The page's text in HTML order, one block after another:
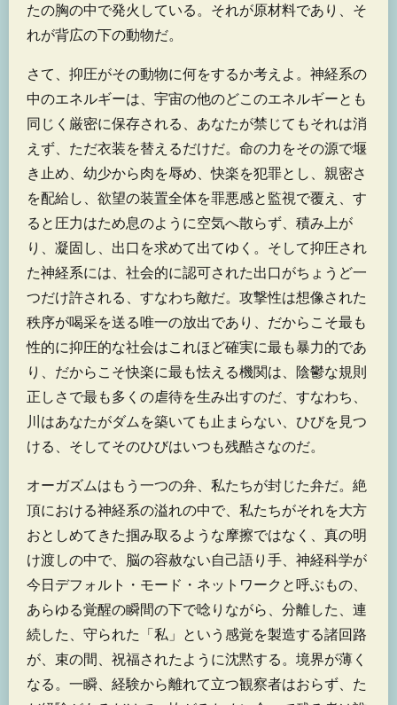
たの胸の中で発火している。それが原材料であり、そ
れが背広の下の動物だ。
さて、抑圧がその動物に何をするか考えよ。神経系の
中のエネルギーは、宇宙の他のどこのエネルギーとも
同じく厳密に保存される、あなたが禁じてもそれは消
えず、ただ衣装を替えるだけだ。命の力をその源で堰
き止め、幼少から肉を辱め、快楽を犯罪とし、親密さ
を配給し、欲望の装置全体を罪悪感と監視で覆え、す
ると圧力はため息のように空気へ散らず、積み上が
り、凝固し、出口を求めて出てゆく。そして抑圧され
た神経系には、社会的に認可された出口がちょうど一
つだけ許される、すなわち敵だ。攻撃性は想像された
秩序が喝采を送る唯一の放出であり、だからこそ最も
性的に抑圧的な社会はこれほど確実に最も暴力的であ
り、だからこそ快楽に最も怯える機関は、陰鬱な規則
正しさで最も多くの虐待を生み出すのだ、すなわち、
川はあなたがダムを築いても止まらない、ひびを見つ
ける、そしてそのひびはいつも残酷さなのだ。
オーガズムはもう一つの弁、私たちが封じた弁だ。絶
頂における神経系の溢れの中で、私たちがそれを大方
おとしめてきた掴み取るような摩擦ではなく、真の明
け渡しの中で、脳の容赦ない自己語り手、神経科学が
今日デフォルト・モード・ネットワークと呼ぶもの、
あらゆる覚醒の瞬間の下で唸りながら、分離した、連
続した、守られた「私」という感覚を製造する諸回路
が、束の間、祝福されたように沈黙する。境界が薄く
なる。一瞬、経験から離れて立つ観察者はおらず、た